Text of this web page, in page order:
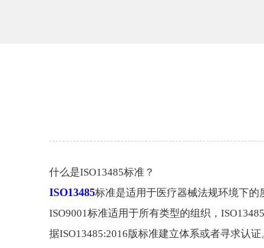
什么是ISO13485标准？
ISO13485标准是适用于医疗器械法规环境下的
ISO9001标准适用于所有类型的组织，
据ISO13485:2016版标准建立体系或者寻求认证